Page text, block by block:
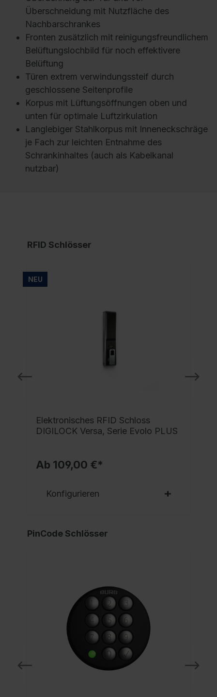
Überschneidung mit Nutzfläche des
Nachbarschrankes
Fronten zusätzlich mit reinigungsfreundlichem
Belüftungslochbild für noch effektivere
Belüftung
Türen extrem verwindungssteif durch
geschlossene Seitenprofile
Korpus mit Lüftungsöffnungen oben und
unten für optimale Luftzirkulation
Langlebiger Stahlkorpus mit Inneneckschräge
je Fach zur leichten Entnahme des
Schrankinhaltes (auch als Kabelkanal
nutzbar)
RFID Schlösser
NEU
Elektronisches RFID Schloss
DIGILOCK Versa, Serie Evolo PLUS
Ab 109,00 €*
Konfigurieren
PinCode Schlösser